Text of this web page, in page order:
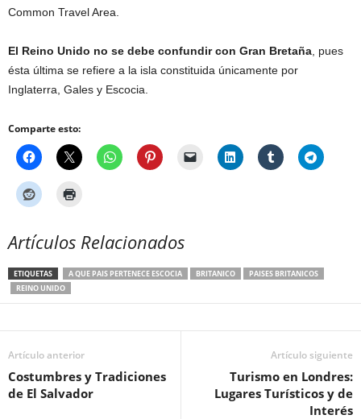
Common Travel Area.
El Reino Unido no se debe confundir con Gran Bretaña , pues
ésta última se refiere a la isla constituida únicamente por
Inglaterra, Gales y Escocia.
Comparte esto:
Artículos Relacionados
ETIQUETAS A QUE PAIS PERTENECE ESCOCIA BRITANICO
PAISES BRITANICOS
REINO UNIDO
Artículo anterior
Costumbres y Tradiciones
de El Salvador
Artículo siguiente
Turismo en Londres:
Lugares Turísticos y de
Interés